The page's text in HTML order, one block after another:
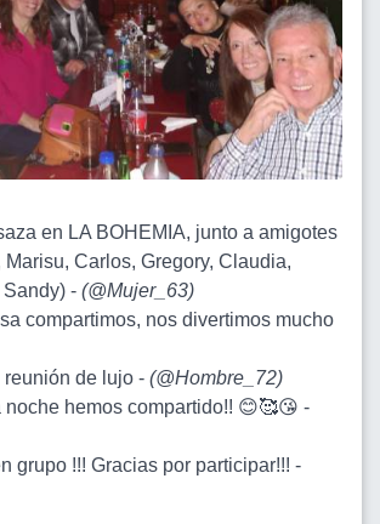
en LA BOHEMIA, junto a amigotes
Carlos, Gregory, Claudia,
- (@Mujer_63)
compartimos, nos divertimos mucho
de lujo - (@Hombre_72)
noche hemos compartido!! 😊🥰😘 -
grupo !!! Gracias por participar!!! -